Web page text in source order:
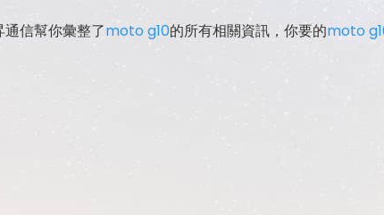
信幫你彙整了moto g10的所有相關資訊，你要的moto